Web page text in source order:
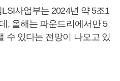
사업부는 2024년 약 5조1
, 올해는 파운드리에서만 5
수 있다는 전망이 나오고 있